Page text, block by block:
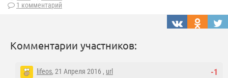
1 комментарий
Комментарии участников:
-1
lifeos, 21 Апреля 2016 , url